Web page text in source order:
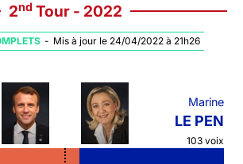
2ndTour - 2022
- Mis à jour le 24/04/2022 à 21h26
Marine
LE PEN
103 voix